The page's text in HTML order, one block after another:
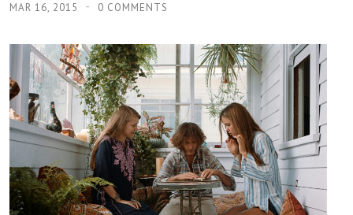
MAR 16, 2015 0 COMMENTS